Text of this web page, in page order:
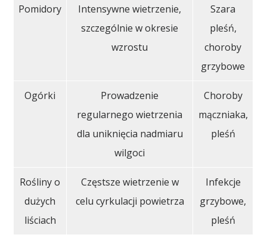
Pomidory
Intensywne wietrzenie,
szczególnie w okresie
wzrostu
Szara
pleśń,
choroby
grzybowe
Ogórki
Prowadzenie
regularnego wietrzenia
dla uniknięcia nadmiaru
wilgoci
Choroby
mączniaka,
pleśń
Rośliny o
dużych
liściach
Częstsze wietrzenie w
celu cyrkulacji powietrza
Infekcje
grzybowe,
pleśń